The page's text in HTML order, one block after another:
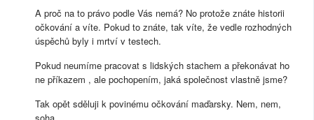
A proč na to právo podle Vás nemá? No protože znáte historii
očkování a víte. Pokud to znáte, tak víte, že vedle rozhodných
úspěchů byly i mrtví v testech.
Pokud neumíme pracovat s lidských stachem a překonávat ho
ne příkazem , ale pochopením, jaká společnost vlastně jsme?
Tak opět sděluji k povinému očkování maďarsky. Nem, nem,